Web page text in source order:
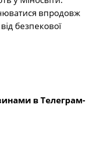
впродовж
безпекової
в Телеграм-